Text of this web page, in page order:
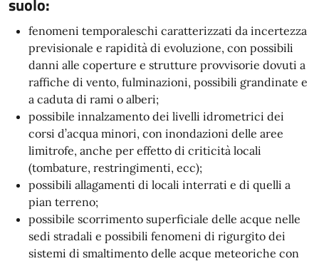
fenomeni temporaleschi caratterizzati da incertezza
previsionale e rapidità di evoluzione, con possibili
danni alle coperture e strutture provvisorie dovuti a
raffiche di vento, fulminazioni, possibili grandinate e
a caduta di rami o alberi;
possibile innalzamento dei livelli idrometrici dei
corsi d’acqua minori, con inondazioni delle aree
limitrofe, anche per effetto di criticità locali
(tombature, restringimenti, ecc);
possibili allagamenti di locali interrati e di quelli a
pian terreno;
possibile scorrimento superficiale delle acque nelle
sedi stradali e possibili fenomeni di rigurgito dei
sistemi di smaltimento delle acque meteoriche con